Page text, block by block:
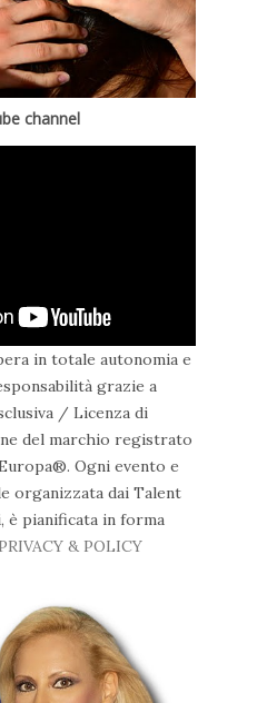
channel
in totale autonomia e
grazie a
/ Licenza di
del marchio registrato
Ogni evento e
organizzata dai Talent
è pianificata in forma
PRIVACY & POLICY